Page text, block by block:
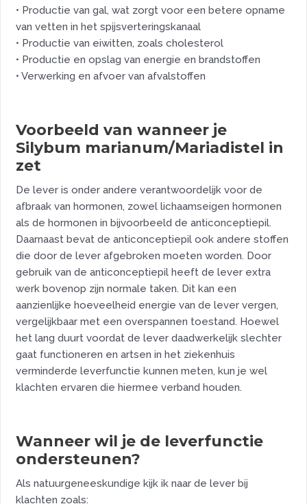
• Productie van gal, wat zorgt voor een betere opname
van vetten in het spijsverteringskanaal
• Productie van eiwitten, zoals cholesterol
• Productie en opslag van energie en brandstoffen
• Verwerking en afvoer van afvalstoffen
Voorbeeld van wanneer je
Silybum marianum/Mariadistel in
zet
De lever is onder andere verantwoordelijk voor de
afbraak van hormonen, zowel lichaamseigen hormonen
als de hormonen in bijvoorbeeld de anticonceptiepil.
Daarnaast bevat de anticonceptiepil ook andere stoffen
die door de lever afgebroken moeten worden. Door
gebruik van de anticonceptiepil heeft de lever extra
werk bovenop zijn normale taken. Dit kan een
aanzienlijke hoeveelheid energie van de lever vergen,
vergelijkbaar met een overspannen toestand. Hoewel
het lang duurt voordat de lever daadwerkelijk slechter
gaat functioneren en artsen in het ziekenhuis
verminderde leverfunctie kunnen meten, kun je wel
klachten ervaren die hiermee verband houden.
Wanneer wil je de leverfunctie
ondersteunen?
Als natuurgeneeskundige kijk ik naar de lever bij
klachten zoals: